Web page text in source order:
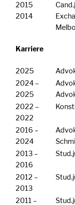
2015
2014
Karriere
2025
2024 –
2025
2022 –
2022
2016 –
2024
2013 –
2016
2012 –
2013
2011 –